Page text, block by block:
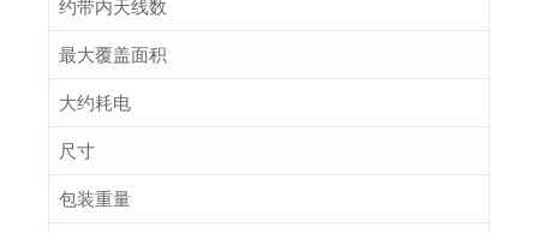
约带内天线数
最大覆盖面积
大约耗电
尺寸
包装重量